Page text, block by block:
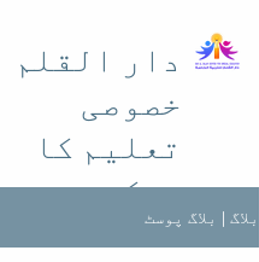
دار القلم
خصوصی
تعلیم کا
مرکز
بلاگ | بلاگ پوسٹ